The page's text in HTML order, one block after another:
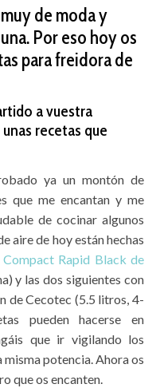
de moda y
Por eso hoy os
para freidora de
a vuestra
recetas que
ya un montón de
que me encantan y me
de cocinar algunos
aire de hoy están hechas
Rapid Black de
y las dos siguientes con
de Cecotec (5.5 litros, 4-
pueden hacerse en
que ir vigilando los
potencia. Ahora os
que os encanten.